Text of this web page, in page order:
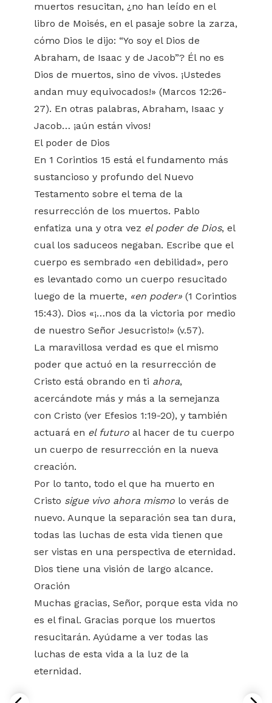
muertos resucitan, ¿no han leído en el
libro de Moisés, en el pasaje sobre la zarza,
cómo Dios le dijo: “Yo soy el Dios de
Abraham, de Isaac y de Jacob”? Él no es
Dios de muertos, sino de vivos. ¡Ustedes
andan muy equivocados!» (Marcos 12:26-
27). En otras palabras, Abraham, Isaac y
Jacob… ¡aún están vivos!
El poder de Dios
En 1 Corintios 15 está el fundamento más
sustancioso y profundo del Nuevo
Testamento sobre el tema de la
resurrección de los muertos. Pablo
enfatiza una y otra vez el poder de Dios, el
cual los saduceos negaban. Escribe que el
cuerpo es sembrado «en debilidad», pero
es levantado como un cuerpo resucitado
luego de la muerte, «en poder» (1 Corintios
15:43). Dios «¡…nos da la victoria por medio
de nuestro Señor Jesucristo!» (v.57).
La maravillosa verdad es que el mismo
poder que actuó en la resurrección de
Cristo está obrando en ti ahora,
acercándote más y más a la semejanza
con Cristo (ver Efesios 1:19-20), y también
actuará en el futuro al hacer de tu cuerpo
un cuerpo de resurrección en la nueva
creación.
Por lo tanto, todo el que ha muerto en
Cristo sigue vivo ahora mismo lo verás de
nuevo. Aunque la separación sea tan dura,
todas las luchas de esta vida tienen que
ser vistas en una perspectiva de eternidad.
Dios tiene una visión de largo alcance.
Oración
Muchas gracias, Señor, porque esta vida no
es el final. Gracias porque los muertos
resucitarán. Ayúdame a ver todas las
luchas de esta vida a la luz de la
eternidad.